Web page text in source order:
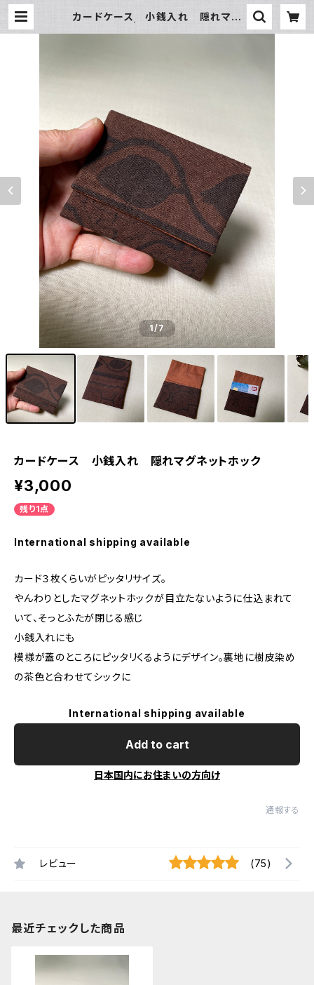
カードケース 小銭入れ 隠れマグ
1/7
カードケース 小銭入れ 隠れマグネットホック
¥3,000
残り1点
International shipping available
カード３枚くらいがピッタリサイズ。
やんわりとしたマグネットホックが目立たないように仕込まれて
いて、そっとふたが閉じる感じ
小銭入れにも
模様が蓋のところにピッタリくるようにデザイン。裏地に樹皮染め
の茶色と合わせてシックに
International shipping available
Add to cart
日本国内にお住まいの方向け
通報する
レビュー (75)
最近チェックした商品